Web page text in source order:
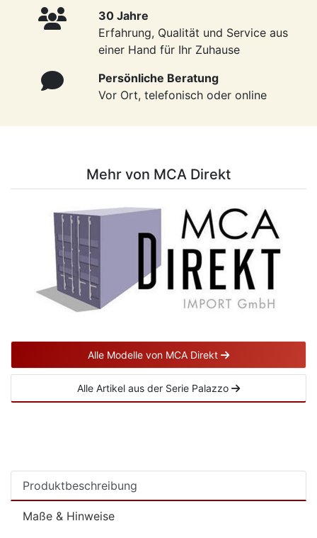
30 Jahre
Erfahrung, Qualität und Service aus
einer Hand für Ihr Zuhause
Persönliche Beratung
Vor Ort, telefonisch oder online
Mehr von MCA Direkt
Alle Modelle von MCA Direkt
Alle Artikel aus der Serie Palazzo
Produktbeschreibung
Maße & Hinweise